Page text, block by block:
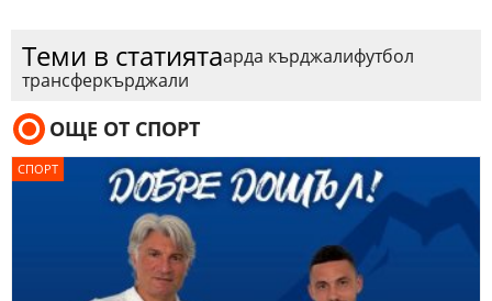
Теми в статиятаарда кърджалифутбол
трансферкърджали
ОЩЕ ОТ СПОРТ
СПОРТ